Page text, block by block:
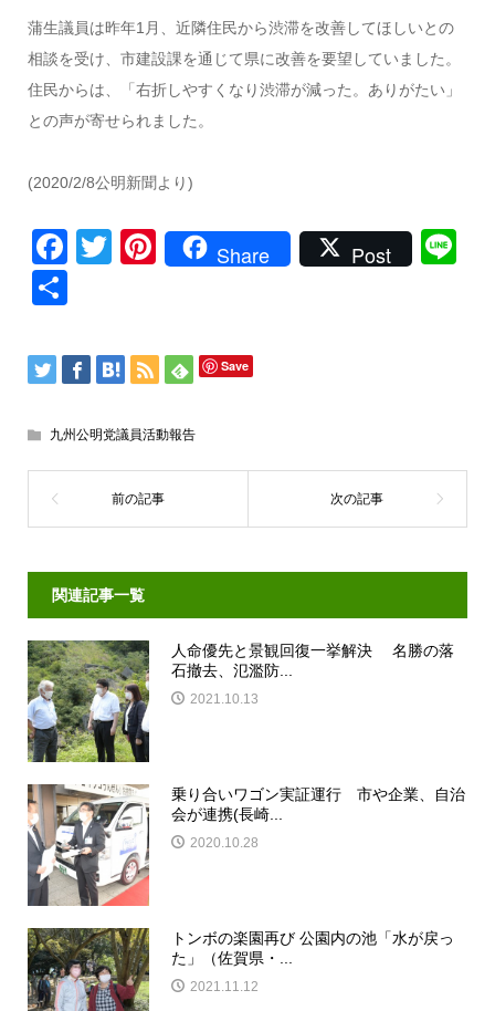
蒲生議員は昨年1月、近隣住民から渋滞を改善してほしいとの
相談を受け、市建設課を通じて県に改善を要望していました。
住民からは、「右折しやすくなり渋滞が減った。ありがたい」
との声が寄せられました。
(2020/2/8公明新聞より)
Facebook
TwitterPinterest
Share Post
Save
九州公明党議員活動報告
関連記事一覧
人命優先と景観回復一挙解決 名勝の落
石撤去、氾濫防...
2021.10.13
乗り合いワゴン実証運行 市や企業、自治
会が連携(長崎...
2020.10.28
トンボの楽園再び 公園内の池「水が戻っ
た」（佐賀県・...
2021.11.12